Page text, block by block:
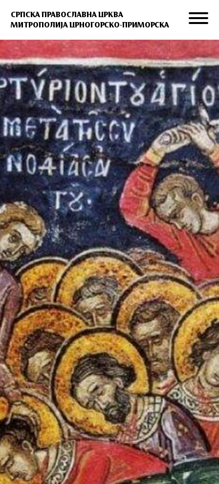
СРПСКА ПРАВОСЛАВНА ЦРКВА
МИТРОПОЛИЈА ЦРНОГОРСКО-ПРИМОРСКА